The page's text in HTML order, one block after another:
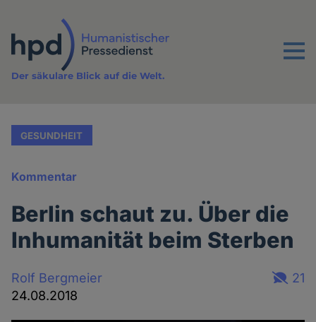
Inhalt
Menu
Der säkulare Blick auf die Welt.
GESUNDHEIT
Kommentar
Berlin schaut zu. Über die
Inhumanität beim Sterben
Rolf Bergmeier
24.08.2018
21